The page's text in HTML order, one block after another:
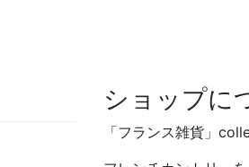
ショップに
「フランス雑貨」